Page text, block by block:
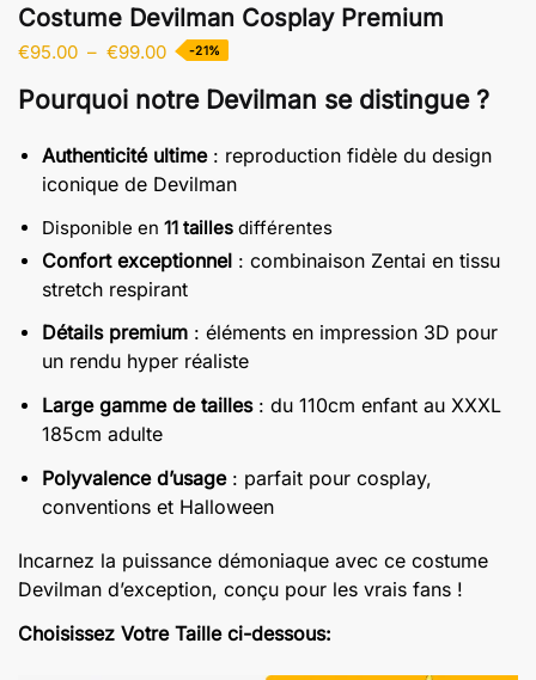
Costume Devilman Cosplay Premium
€95.00 – €99.00Plage
prix :
à
€99.00
-21%
Pourquoi notre Devilman se distingue ?
Authenticité ultime: reproduction fidèle du design
iconique de Devilman
Disponible en 11 tailles différentes
Confort exceptionnel : combinaison Zentai en tissu
stretch respirant
Détails premium : éléments en impression 3D pour
un rendu hyper réaliste
Large gamme de tailles: du 110cm enfant au XXXL
185cm adulte
Polyvalence d’usage: parfait pour cosplay,
conventions et Halloween
Incarnez la puissance démoniaque avec ce costume
Devilman d’exception, conçu pour les vrais fans !
Choisissez Votre Taille ci-dessous: